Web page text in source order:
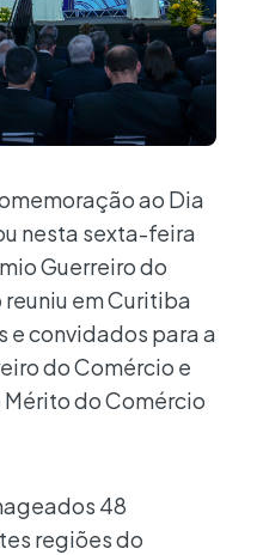
ao Dia
nesta sexta-feira
Guerreiro do
em Curitiba
e convidados para a
do Comércio e
do Comércio
48
regiões do